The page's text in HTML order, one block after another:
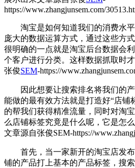
https://www.zhangjunsem.com/
淘宝是如何知道我们的消费水
庞大的数据运算方式，通过这些方
很明确的一点就是淘宝后台数据会
个客户进行分类。这样数据抓取时
张俊SEM-https://
因此想要让搜索排名将我们的
能做的最有效方法就是打造好“店铺
的帮我们获得精准流量，同时对淘
么店铺标签究竟是什么呢，它是怎
文章源自张俊SEM-https://
首先，当一家新开的淘宝店发
铺的产品打上基本的产品标签，搜